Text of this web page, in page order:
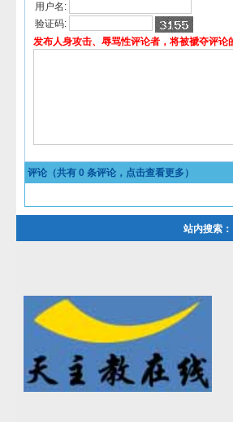
用户名:
验证码:
发布人身攻击、辱骂性评论者，将被褫夺评论
评论（共有 0 条评论，点击查看更多）
站内搜索：